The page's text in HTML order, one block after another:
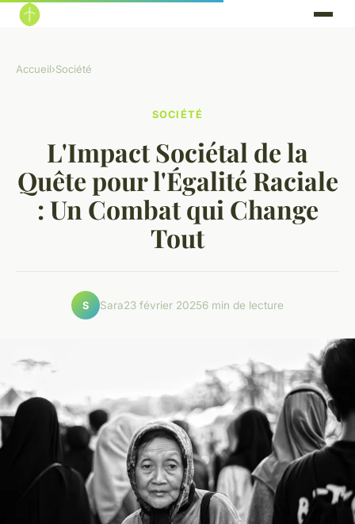
Accueil›Société
SOCIÉTÉ
L'Impact Sociétal de la
Quête pour l'Égalité Raciale
: Un Combat qui Change
Tout
S Sara23 février 20256 min de lecture